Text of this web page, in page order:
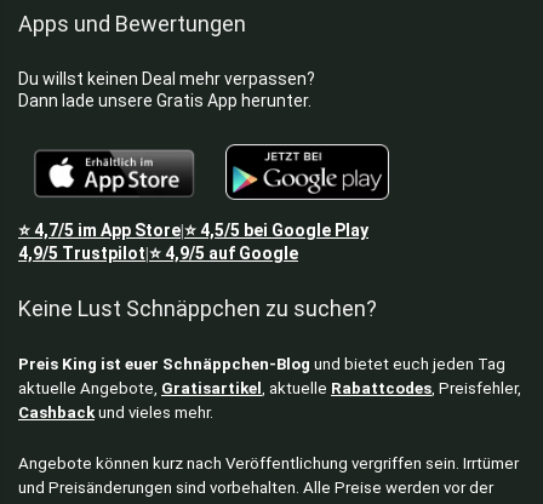
Apps und Bewertungen
Du willst keinen Deal mehr verpassen?
Dann lade unsere Gratis App herunter.
⭐4,7/5 im App Store⭐4,5/5 bei Google Play
4,9/5 Trustpilot ⭐4,9/5 auf Google
Keine Lust Schnäppchen zu suchen?
Preis King ist euer Schnäppchen-Blog und bietet euch jeden Tag
aktuelle Angebote, Gratisartikel , aktuelle Rabattcodes, Preisfehler,
Cashbackund vieles mehr.
Angebote können kurz nach Veröffentlichung vergriffen sein. Irrtümer
und Preisänderungen sind vorbehalten. Alle Preise werden vor der